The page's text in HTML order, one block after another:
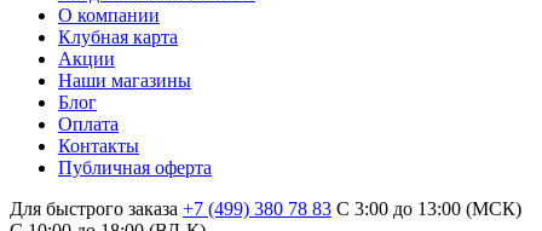
О компании
Клубная карта
Акции
Наши магазины
Блог
Оплата
Контакты
Публичная оферта
Для быстрого заказа +7 (499) 380 78 83 С 3:00 до 13:00 (МСК)